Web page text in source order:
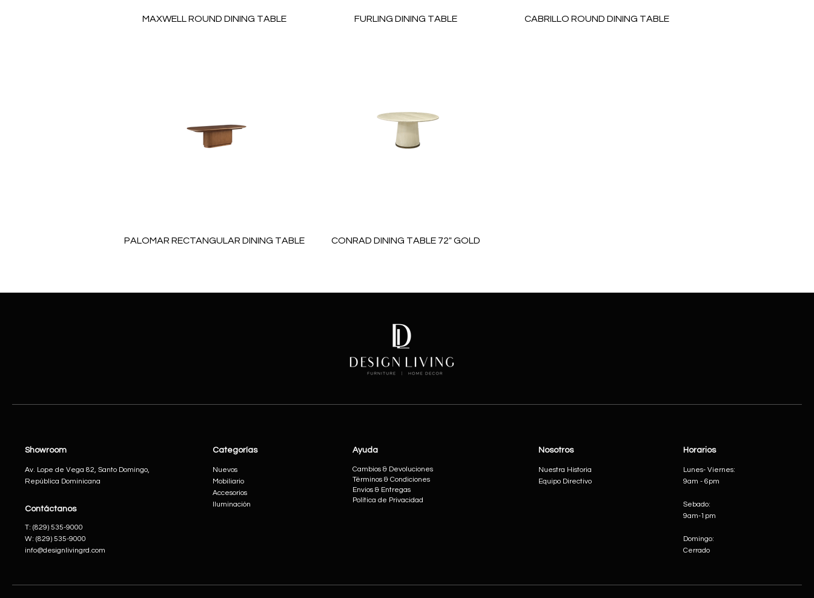
MAXWELL ROUND DINING TABLE
FURLING DINING TABLE
CABRILLO ROUND DINING TABLE
PALOMAR RECTANGULAR DINING TABLE
CONRAD DINING TABLE 72" GOLD
Showroom
Av. Lope de Vega 82, Santo Domingo,
República Dominicana
​T:(829) 535-9000
W:(829) 535-9000
info@designlivingrd.com
Contáctanos
Categorías
Nuevos
Mobiliario
Accesorios
Iluminación
Ayuda
Cambios & Devoluciones
Términos & Condiciones
Envios & Entregas
Política de Privacidad
Nosotros
Nuestra Historia
Equipo Directivo
Horarios
Lunes- Viernes:
9am - 6pm
Sebado:
9am-1pm
Domingo:
Cerrado